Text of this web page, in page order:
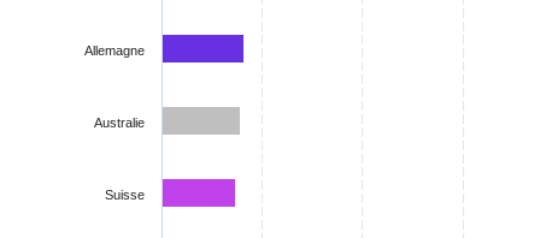
Allemagne
Australie
Suisse